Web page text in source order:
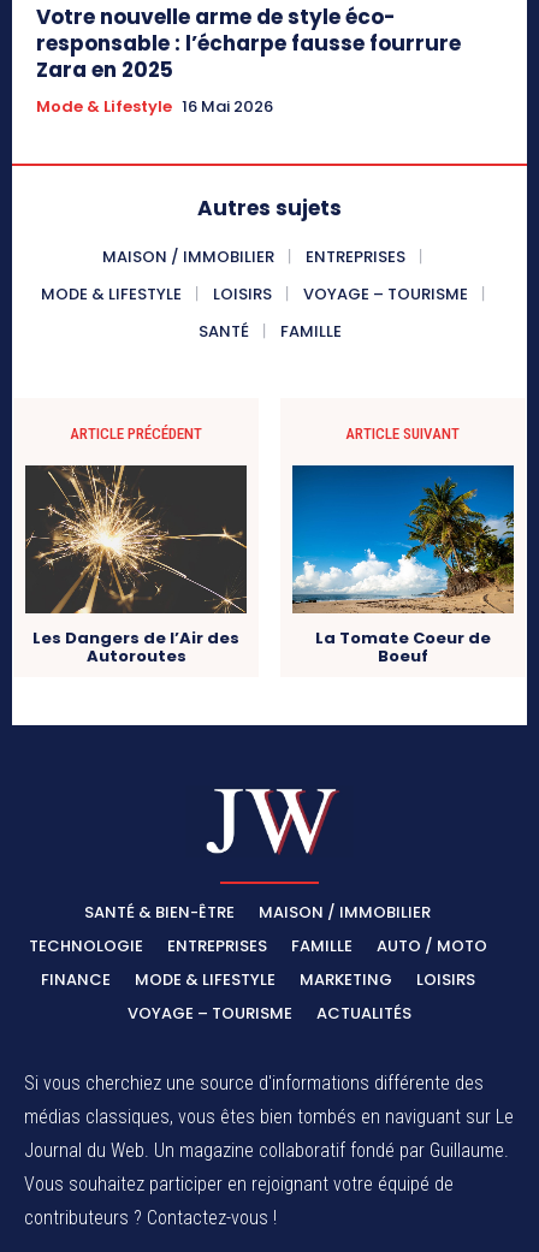
Votre nouvelle arme de style éco-
responsable : l’écharpe fausse fourrure
Zara en 2025
Mode & Lifestyle 16 Mai 2026
Autres sujets
MAISON / IMMOBILIER
ENTREPRISES
MODE & LIFESTYLE
LOISIRS
VOYAGE – TOURISME
SANTÉ
FAMILLE
ARTICLE PRÉCÉDENT
Les Dangers de l’Air des
Autoroutes
ARTICLE SUIVANT
La Tomate Coeur de
Boeuf
SANTÉ & BIEN-ÊTRE
MAISON / IMMOBILIER
TECHNOLOGIE
ENTREPRISES FAMILLE
AUTO / MOTO
FINANCE
MODE & LIFESTYLE MARKETING
LOISIRS
VOYAGE – TOURISME
ACTUALITÉS
Si vous cherchiez une source d'informations différente des
médias classiques, vous êtes bien tombés en naviguant sur Le
Journal du Web. Un magazine collaboratif fondé par Guillaume.
Vous souhaitez participer en rejoignant votre équipé de
contributeurs ? Contactez-vous !